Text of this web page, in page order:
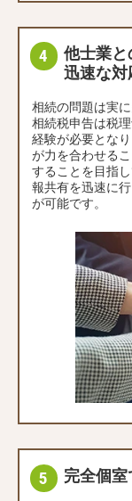
他士業と
迅速な対
相続の問題は実
相続税申告は税
経験が必要とな
が力を合わせる
することを目指
報共有を迅速に
が可能です。
完全個